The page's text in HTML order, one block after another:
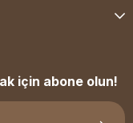
için abone olun!